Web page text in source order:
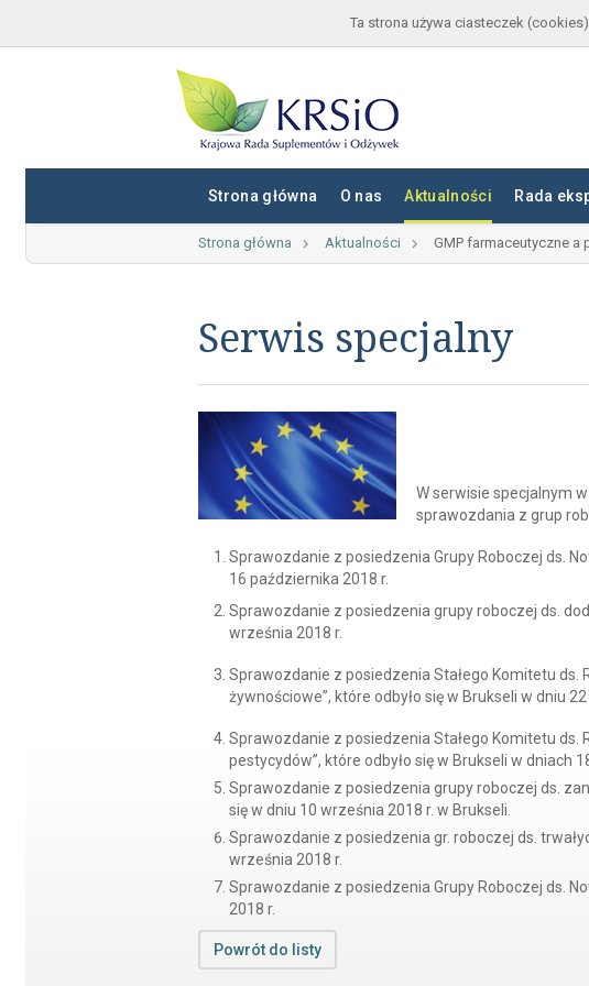
Ta strona używa ciasteczek
Strona główna O nas Aktualności Rada
Strona główna Aktualności GMP farmaceutyczne
Serwis specjalny
W serwisie specjalnym
sprawozdania z grup
Sprawozdanie z posiedzenia Grupy Roboczej ds.
16 października 2018 r.
Sprawozdanie z posiedzenia grupy roboczej ds.
września 2018 r.
Sprawozdanie z posiedzenia Stałego Komitetu ds.
żywnościowe”, które odbyło się w Brukseli w dniu
Sprawozdanie z posiedzenia Stałego Komitetu ds.
pestycydów”, które odbyło się w Brukseli w dniach
Sprawozdanie z posiedzenia grupy roboczej ds.
się w dniu 10 września 2018 r. w Brukseli.
Sprawozdanie z posiedzenia gr. roboczej ds.
września 2018 r.
Sprawozdanie z posiedzenia Grupy Roboczej ds.
2018 r.
Powrót do listy